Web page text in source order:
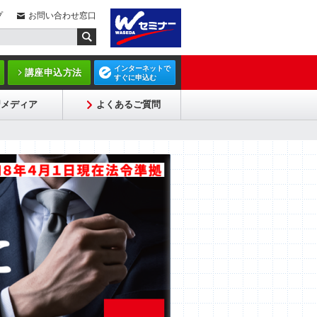
お問い合わせ窓口
講座申込方法
インターネットで
すぐに申込む
ディア よくあるご質問